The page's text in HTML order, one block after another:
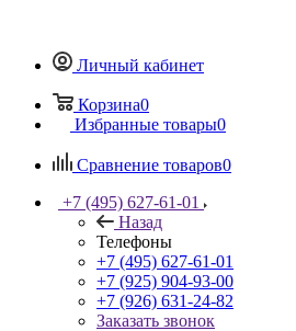
Личный кабинет
Корзина0
Избранные товары0
Сравнение товаров0
+7 (495) 627-61-01
Назад
Телефоны
+7 (495) 627-61-01
+7 (925) 904-93-00
+7 (926) 631-24-82
Заказать звонок